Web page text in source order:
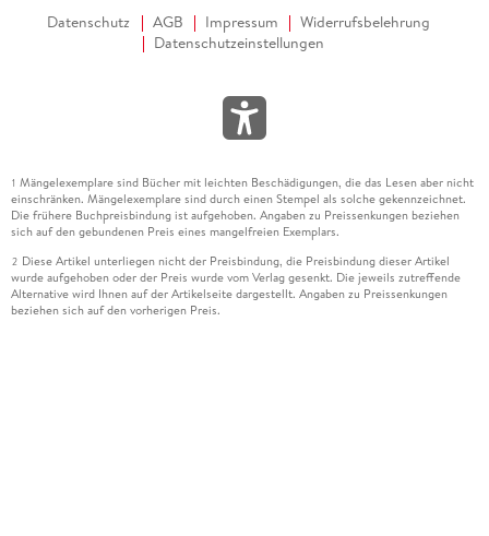
Datenschutz AGB Impressum
Widerrufsbelehrung
Datenschutzeinstellungen
1 Mängelexemplare sind Bücher mit leichten Beschädigungen, die das Lesen aber nicht
einschränken. Mängelexemplare sind durch einen Stempel als solche gekennzeichnet.
Die frühere Buchpreisbindung ist aufgehoben. Angaben zu Preissenkungen beziehen
sich auf den gebundenen Preis eines mangelfreien Exemplars.
2 Diese Artikel unterliegen nicht der Preisbindung, die Preisbindung dieser Artikel
wurde aufgehoben oder der Preis wurde vom Verlag gesenkt. Die jeweils zutreffende
Alternative wird Ihnen auf der Artikelseite dargestellt. Angaben zu Preissenkungen
beziehen sich auf den vorherigen Preis.